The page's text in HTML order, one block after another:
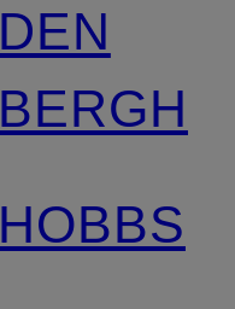
DEN
BERGH
HOBBS